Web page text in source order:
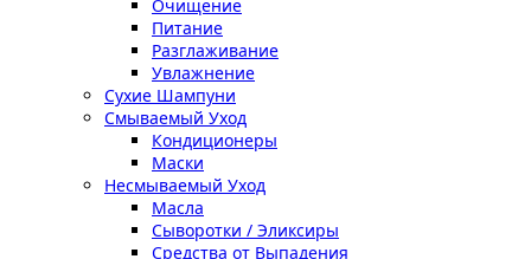
Очищение
Питание
Разглаживание
Увлажнение
Сухие Шампуни
Смываемый Уход
Кондиционеры
Маски
Несмываемый Уход
Масла
Сыворотки / Эликсиры
Средства от Выпадения